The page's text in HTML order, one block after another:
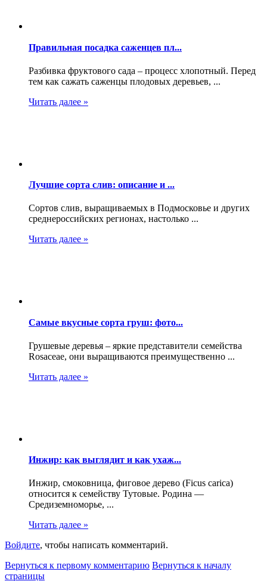
Правильная посадка саженцев пл...
Разбивка фруктового сада – процесс хлопотный. Перед
тем как сажать саженцы плодовых деревьев, ...
Читать далее »
Лучшие сорта слив: описание и ...
Сортов слив, выращиваемых в Подмосковье и других
среднероссийских регионах, настолько ...
Читать далее »
Самые вкусные сорта груш: фото...
Грушевые деревья – яркие представители семейства
Rosaceae, они выращиваются преимущественно ...
Читать далее »
Инжир: как выглядит и как ухаж...
Инжир, смоковница, фиговое дерево (Ficus carica)
относится к семейству Тутовые. Родина —
Средиземноморье, ...
Читать далее »
Войдите, чтобы написать комментарий.
Вернуться к первому комментарию Вернуться к началу
страницы